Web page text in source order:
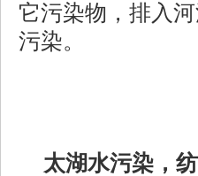
它污染物，排入
污染。
太湖水污染，